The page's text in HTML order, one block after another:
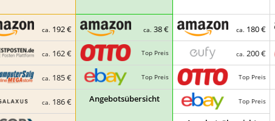
ca. 192 €
ca. 162 €
ca. 185 €
ca. 186 €
ca.38 €
Top Preis
Top Preis
Angebotsübersicht
ca. 180 €
ca.200 €
Top Preis
Top Preis